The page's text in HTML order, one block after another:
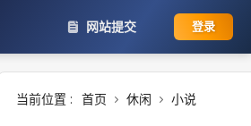
网站提交 登录
当前位置 : 首页 休闲 小说